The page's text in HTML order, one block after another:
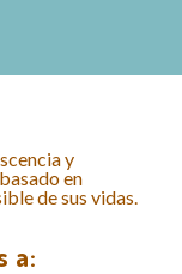
y
en
de sus vidas.
a: